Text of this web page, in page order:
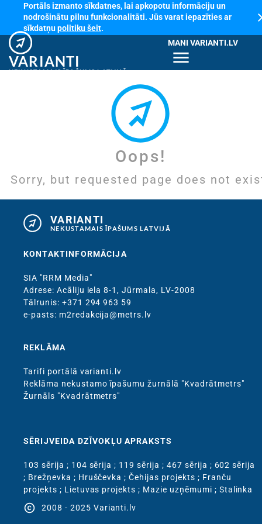
Portāls izmanto sīkdatnes, lai apkopotu informāciju un
nodrošinātu pilnu funkcionalitāti. Jūs varat iepazīties ar
sīkdatņupolitiku šeit.
VARIANTI
NEKUSTAMAIS ĪPAŠUMS LATVIJĀ
MANI VARIANTI.LV
menu
Oops!
Sorry, but requested page does not
VARIANTI
NEKUSTAMAIS ĪPAŠUMS LATVIJĀ
KONTAKTINFORMĀCIJA
SIA "RRM Media"
Adrese: Acāliju iela 8-1, Jūrmala, LV-2008
Тālrunis: +371 294 963 59
e-pasts: m2redakcija@metrs.lv
REKLĀMA
Tarifi portālā varianti.lv
Reklāma nekustamo īpašumu žurnālā "Kvadrātmetrs"
Žurnāls "Kvadrātmetrs"
SĒRIJVEIDA DZĪVOKĻU APRAKSTS
103 sērija ; 104 sērija ; 119 sērija ; 467 sērija ; 602 sērija
; Brežņevka ; Hruščevka ;Čehijas projekts ; Franču
projekts ; Lietuvas projekts ; Mazie uzņēmumi ; Stalinka
copyright 2008 - 2025 Varianti.lv